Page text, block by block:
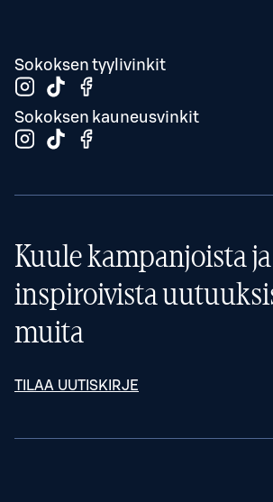
Sokoksen tyylivinkit
Sokoksen kauneusvinkit
Kuule kampanjoista ja
inspiroivista
muita
TILAA UUTISKIRJE